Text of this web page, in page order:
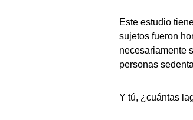
Este estudio
sujetos fueron
necesariamente
personas
Y tú, ¿cuántas